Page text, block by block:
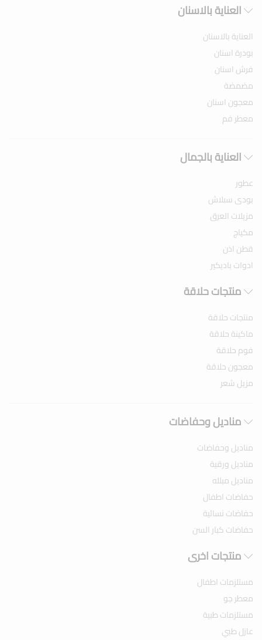
العناية بالاسنان
العناية بالاسنان
بودرة اسنان
فرش اسنان
مضمضة
معجون اسنان
معطر فم
العناية بالجمال
عطور
بودى سبلاش
مزيلات العرق
مكياج
قطن اذن
ادوات باديكير
منتجات حلاقة
منتجات حلاقة
ماكينة حلاقة
فوم حلاقة
معجون حلاقة
مزيل شعر
مناديل وحفاضات
مناديل وحفاضات
مناديل ورقية
مناديل مبلله
حفاضات اطفال
حفاضات نسائية
حفاضات كبار السن
منتجات اخرى
مستلزمات اطفال
معطر جو
مستلزمات طبية
عازل طبي